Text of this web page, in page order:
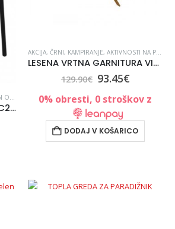
VSE ZA VRT IN UREJANJE OKOLICE
VRTNE GARNITURE IN STOLI, VRTNO POHIŠTVO,
VRTNE GARNITURE IN STOLI,VRTNI STOLI
KOVINSKI VRTNI STOL, SIV FC2200010 656942
AKCIJA, ČRNI, KAMPIRANJE, AKTIVNOSTI NA PROSTEM
LESENA VRTNA GARNITURA VIGO BISTRO SET
129.90€ 93.45€
0% obresti, 0 stroškov z
DODAJ V KOŠARICO